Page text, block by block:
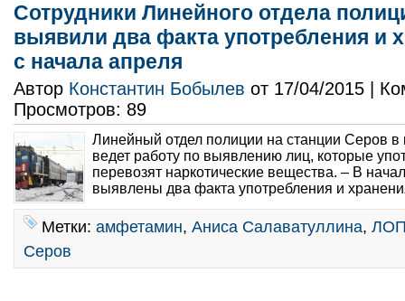
Сотрудники Линейного отдела
выявили два факта употребления и
с начала апреля
Автор Константин Бобылев от 17/04/2015 |
Просмотров: 89
Линейный отдел полиции на станции Серов
ведет работу по выявлению лиц, которые
перевозят наркотические вещества. – В
выявлены два факта употребления и
Метки: амфетамин, Аниса Салаватуллина,
Серов